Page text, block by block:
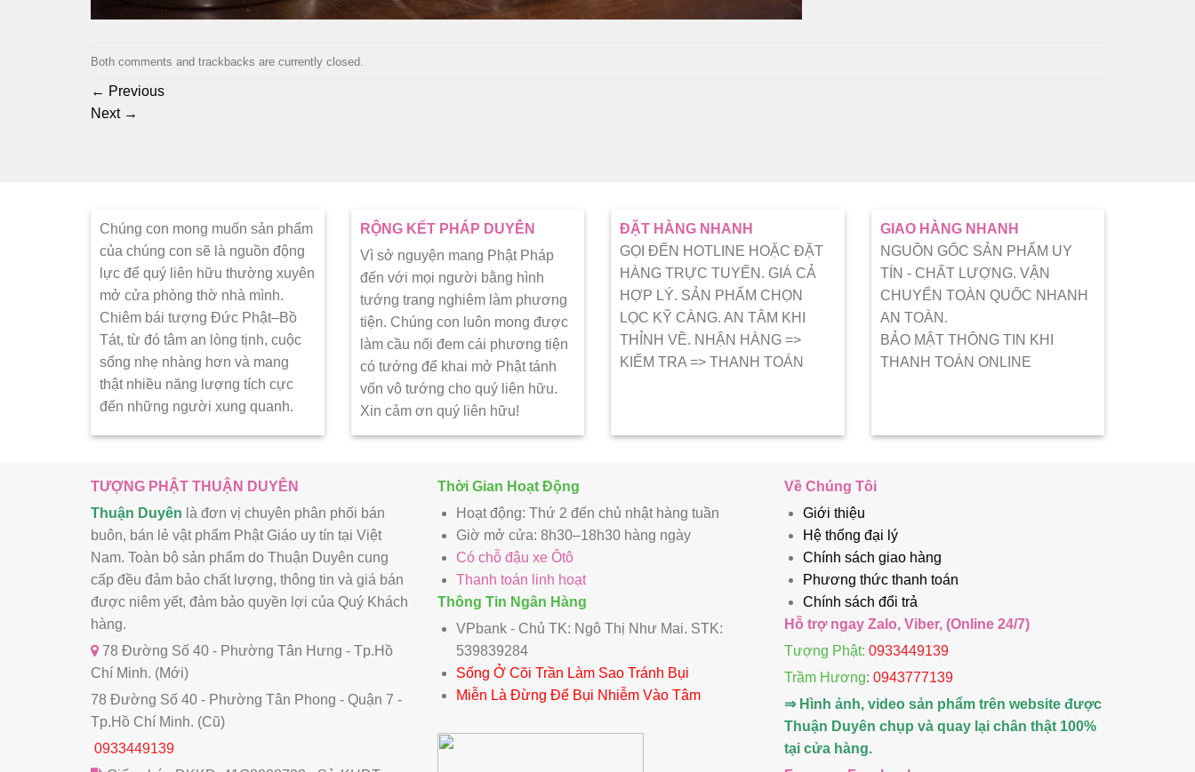
Both comments and trackbacks are currently closed.
← Previous
Next →
Chúng con mong muốn sản phẩm
của chúng con sẽ là nguồn động
lực để quý liên hữu thường xuyên
mở cửa phòng thờ nhà mình.
Chiêm bái tượng Đức Phật–Bồ
Tát, từ đó tâm an lòng tịnh, cuộc
sống nhẹ nhàng hơn và mang
thật nhiều năng lượng tích cực
đến những người xung quanh.
RỘNG KẾT PHÁP DUYÊN
Vì sở nguyện mang Phật Pháp
đến với mọi người bằng hình
tướng trang nghiêm làm phương
tiện. Chúng con luôn mong được
làm cầu nối đem cái phương tiện
có tướng để khai mở Phật tánh
vốn vô tướng cho quý liên hữu.
Xin cảm ơn quý liên hữu!
ĐẶT HÀNG NHANH
GỌI ĐẾN HOTLINE HOẶC ĐẶT
HÀNG TRỰC TUYẾN. GIÁ CẢ
HỢP LÝ. SẢN PHẨM CHỌN
LỌC KỸ CÀNG. AN TÂM KHI
THỈNH VỀ. NHẬN HÀNG =>
KIẾM TRA => THANH TOÁN
GIAO HÀNG NHANH
NGUỒN GỐC SẢN PHẨM UY
TÍN - CHẤT LƯỢNG. VẬN
CHUYỂN TOÀN QUỐC NHANH
AN TOÀN.
BẢO MẬT THÔNG TIN KHI
THANH TOÁN ONLINE
TƯỢNG PHẬT THUẬN DUYÊN
Thuận Duyên là đơn vị chuyên phân phối bán
buôn, bán lẻ vật phẩm Phật Giáo uy tín tại Việt
Nam. Toàn bộ sản phẩm do Thuận Duyên cung
cấp đều đảm bảo chất lượng, thông tin và giá bán
được niêm yết, đảm bảo quyền lợi của Quý Khách
hàng.
78 Đường Số 40 - Phường Tân Hưng - Tp.Hồ
Chí Minh. (Mới)
78 Đường Số 40 - Phường Tân Phong - Quận 7 -
Tp.Hồ Chí Minh. (Cũ)
0933449139
Thời Gian Hoạt Động
Hoạt động: Thứ 2 đến chủ nhật hàng tuần
Giờ mở cửa: 8h30–18h30 hàng ngày
Có chỗ đậu xe Ôtô
Thanh toán linh hoạt
Thông Tin Ngân Hàng
VPbank - Chủ TK: Ngô Thị Như Mai. STK:
539839284
Sống Ở Cõi Trần Làm Sao Tránh Bụi
Miễn Là Đừng Để Bụi Nhiễm Vào Tâm
Về Chúng Tôi
Giới thiệu
Hệ thống đại lý
Chính sách giao hàng
Phương thức thanh toán
Chính sách đổi trả
Hỗ trợ ngay Zalo, Viber, (Online 24/7)
Tượng Phật: 0933449139
Trầm Hương: 0943777139
⇒ Hình ảnh, video sản phẩm trên website được
Thuận Duyên chụp và quay lại chân thật 100%
tại cửa hàng.